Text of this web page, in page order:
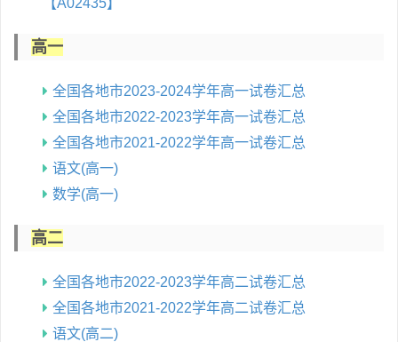
【A02435】
高一
全国各地市2023-2024学年高一试卷汇总
全国各地市2022-2023学年高一试卷汇总
全国各地市2021-2022学年高一试卷汇总
语文(高一)
数学(高一)
高二
全国各地市2022-2023学年高二试卷汇总
全国各地市2021-2022学年高二试卷汇总
语文(高二)